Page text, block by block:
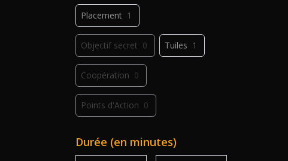
Placement 1
Objectif secret 0 Tuiles 1
Coopération 0
Points d'Action 0
Déplacement 0
Durée (en minutes)